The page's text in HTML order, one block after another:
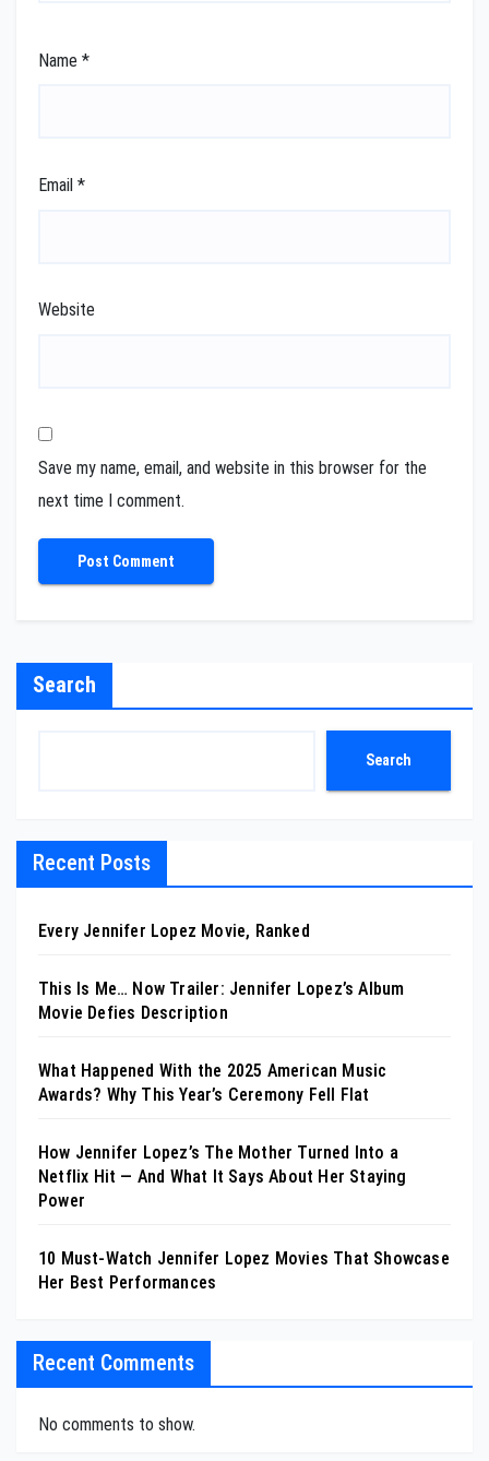
Name *
Email *
Website
Save my name, email, and website in this browser for the
next time I comment.
Search
Search
Recent Posts
Every Jennifer Lopez Movie, Ranked
This Is Me… Now Trailer: Jennifer Lopez’s Album
Movie Defies Description
What Happened With the 2025 American Music
Awards? Why This Year’s Ceremony Fell Flat
How Jennifer Lopez’s The Mother Turned Into a
Netflix Hit — And What It Says About Her Staying
Power
10 Must-Watch Jennifer Lopez Movies That Showcase
Her Best Performances
Recent Comments
No comments to show.